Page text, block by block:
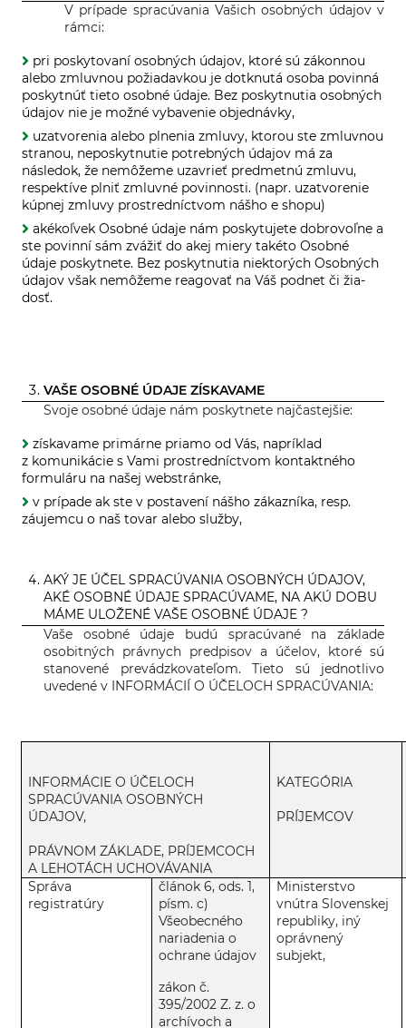
V prípade spracúvania Vašich osobných údajov v
rámci:
pri poskytovaní osobných údajov, ktoré sú zákonnou
alebo zmluvnou požiadavkou je dotknutá osoba povinná
poskytnúť tieto osobné údaje. Bez poskytnutia osobných
údajov nie je možné vybavenie objednávky,
uzatvorenia alebo plnenia zmluvy, ktorou ste zmluvnou
stranou, neposkytnutie potrebných údajov má za
následok, že nemôžeme uzavrieť predmetnú zmluvu,
respektíve plniť zmluvné povinnosti. (napr. uzatvorenie
kúpnej zmluvy prostredníctvom nášho e shopu)
aké­koľ­vek Osobné údaje nám po­sky­tu­jete dob­ro­voľne a
ste po­vinní sám zvá­žiť do akej miery ta­kéto Osobné
údaje po­skyt­nete. Bez po­skyt­nu­tia nie­kto­rých Osob­ných
úda­jov však ne­môžeme re­a­go­vať na Váš pod­net či žia­
dosť.
VAŠE OSOBNÉ ÚDAJE ZÍSKAVAME
Svoje osobné údaje nám poskytnete najčastejšie:
získavame primárne priamo od Vás, napríklad
z komunikácie s Vami prostredníctvom kontaktného
formuláru na našej webstránke,
v prípade ak ste v postavení nášho zákazníka, resp.
záujemcu o naš tovar alebo služby,
AKÝ JE ÚČEL SPRACÚVANIA OSOBNÝCH ÚDAJOV,
AKÉ OSOBNÉ ÚDAJE SPRACÚVAME, NA AKÚ DOBU
MÁME ULOŽENÉ VAŠE OSOBNÉ ÚDAJE ?
Vaše osobné údaje budú spracúvané na základe
osobitných právnych predpisov a účelov, ktoré sú
stanovené prevádzkovateľom. Tieto sú jednotlivo
uvedené v INFORMÁCIÍ O ÚČELOCH SPRACÚVANIA:
INFORMÁCIE O ÚČELOCH
SPRACÚVANIA OSOBNÝCH
ÚDAJOV,
PRÁVNOM ZÁKLADE, PRÍJEMCOCH
A LEHOTÁCH UCHOVÁVANIA
KATEGÓRIA
PRÍJEMCOV
Správa
registratúry
článok 6, ods. 1,
písm. c)
Všeobecného
nariadenia o
ochrane údajov
zákon č.
395/2002 Z. z. o
archívoch a
Ministerstvo
vnútra Slovenskej
republiky, iný
oprávnený
subjekt,